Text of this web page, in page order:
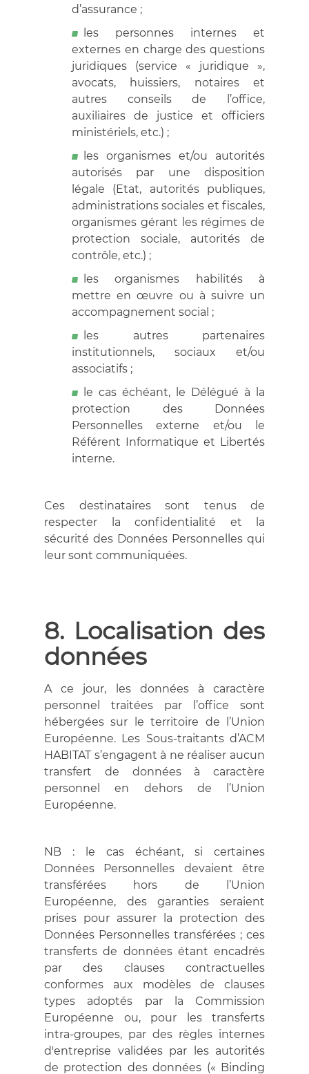
d’assurance ;
les personnes internes et
externes en charge des questions
juridiques (service « juridique »,
avocats, huissiers, notaires et
autres conseils de l’office,
auxiliaires de justice et officiers
ministériels, etc.) ;
les organismes et/ou autorités
autorisés par une disposition
légale (Etat, autorités publiques,
administrations sociales et fiscales,
organismes gérant les régimes de
protection sociale, autorités de
contrôle, etc.) ;
les organismes habilités à
mettre en œuvre ou à suivre un
accompagnement social ;
les autres partenaires
institutionnels, sociaux et/ou
associatifs ;
le cas échéant, le Délégué à la
protection des Données
Personnelles externe et/ou le
Référent Informatique et Libertés
interne.
Ces destinataires sont tenus de
respecter la confidentialité et la
sécurité des Données Personnelles qui
leur sont communiquées.
8. Localisation des
données
A ce jour, les données à caractère
personnel traitées par l’office sont
hébergées sur le territoire de l’Union
Européenne. Les Sous-traitants d’ACM
HABITAT s’engagent à ne réaliser aucun
transfert de données à caractère
personnel en dehors de l’Union
Européenne.
NB : le cas échéant, si certaines
Données Personnelles devaient être
transférées hors de l’Union
Européenne, des garanties seraient
prises pour assurer la protection des
Données Personnelles transférées ; ces
transferts de données étant encadrés
par des clauses contractuelles
conformes aux modèles de clauses
types adoptés par la Commission
Européenne ou, pour les transferts
intra-groupes, par des règles internes
d'entreprise validées par les autorités
de protection des données (« Binding